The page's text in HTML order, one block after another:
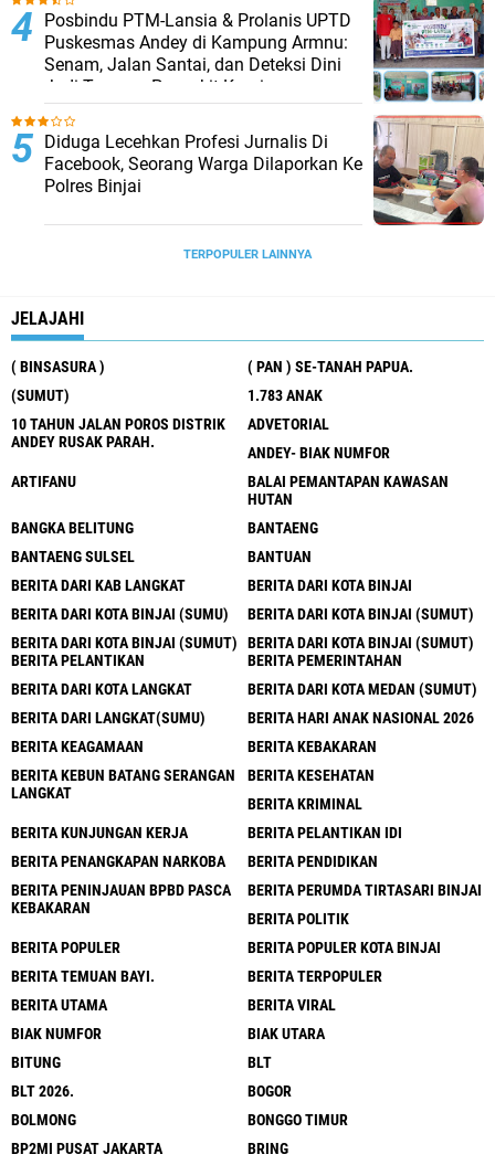
Posbindu PTM-Lansia & Prolanis UPTD
Puskesmas Andey di Kampung Armnu:
Senam, Jalan Santai, dan Deteksi Dini
Jadi Tameng Penyakit Kronis
Diduga Lecehkan Profesi Jurnalis Di
Facebook, Seorang Warga Dilaporkan Ke
Polres Binjai
TERPOPULER LAINNYA
JELAJAHI
( BINSASURA )
( PAN ) SE-TANAH PAPUA.
(SUMUT)
1.783 ANAK
10 TAHUN JALAN POROS DISTRIK
ANDEY RUSAK PARAH.
ADVETORIAL
ANDEY- BIAK NUMFOR
ARTIFANU
BALAI PEMANTAPAN KAWASAN
HUTAN
BANGKA BELITUNG
BANTAENG
BANTAENG SULSEL
BANTUAN
BERITA DARI KAB LANGKAT
BERITA DARI KOTA BINJAI
BERITA DARI KOTA BINJAI (SUMU)
BERITA DARI KOTA BINJAI (SUMUT)
BERITA DARI KOTA BINJAI (SUMUT)
BERITA PELANTIKAN
BERITA DARI KOTA BINJAI (SUMUT)
BERITA PEMERINTAHAN
BERITA DARI KOTA LANGKAT
BERITA DARI KOTA MEDAN (SUMUT)
BERITA DARI LANGKAT(SUMU)
BERITA HARI ANAK NASIONAL 2026
BERITA KEAGAMAAN
BERITA KEBAKARAN
BERITA KEBUN BATANG SERANGAN
LANGKAT
BERITA KESEHATAN
BERITA KRIMINAL
BERITA KUNJUNGAN KERJA
BERITA PELANTIKAN IDI
BERITA PENANGKAPAN NARKOBA
BERITA PENDIDIKAN
BERITA PENINJAUAN BPBD PASCA
KEBAKARAN
BERITA PERUMDA TIRTASARI BINJAI
BERITA POLITIK
BERITA POPULER
BERITA POPULER KOTA BINJAI
BERITA TEMUAN BAYI.
BERITA TERPOPULER
BERITA UTAMA
BERITA VIRAL
BIAK NUMFOR
BIAK UTARA
BITUNG
BLT
BLT 2026.
BOGOR
BOLMONG
BONGGO TIMUR
BP2MI PUSAT JAKARTA
BRING